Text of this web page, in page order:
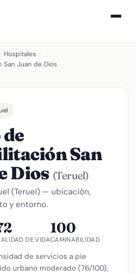
Hospitales
Juan de Dios
San
Dios (Teruel)
(Teruel) — ubicación,
y entorno.
DE VIDA
100
CAMINABILIDAD
de servicios a pie
urbano moderado (76/100),